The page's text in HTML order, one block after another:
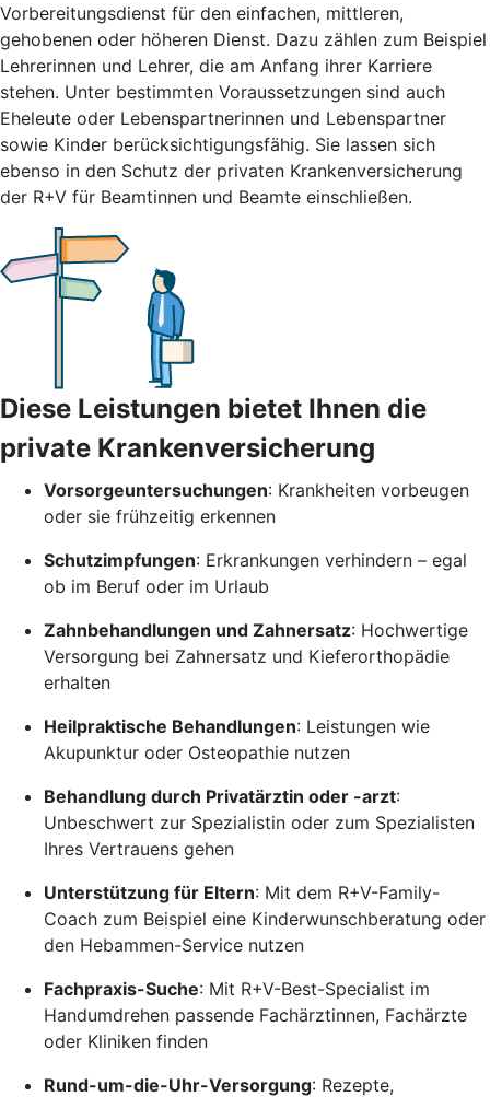
Vorbereitungsdienst für den einfachen, mittleren,
gehobenen oder höheren Dienst. Dazu zählen zum Beispiel
Lehrerinnen und Lehrer, die am Anfang ihrer Karriere
stehen. Unter bestimmten Voraussetzungen sind auch
Eheleute oder Lebenspartnerinnen und Lebenspartner
sowie Kinder berücksichtigungsfähig. Sie lassen sich
ebenso in den Schutz der privaten Krankenversicherung
der R+V für Beamtinnen und Beamte einschließen.
Diese Leistungen bietet Ihnen die
private Krankenversicherung
Vorsorgeuntersuchungen: Krankheiten vorbeugen
oder sie frühzeitig erkennen
Schutzimpfungen: Erkrankungen verhindern – egal
ob im Beruf oder im Urlaub
Zahnbehandlungen und Zahnersatz: Hochwertige
Versorgung bei Zahnersatz und Kieferorthopädie
erhalten
Heilpraktische Behandlungen: Leistungen wie
Akupunktur oder Osteopathie nutzen
Behandlung durch Privatärztin oder -arzt:
Unbeschwert zur Spezialistin oder zum Spezialisten
Ihres Vertrauens gehen
Unterstützung für Eltern: Mit dem R+V-Family-
Coach zum Beispiel eine Kinderwunschberatung oder
den Hebammen-Service nutzen
Fachpraxis-Suche: Mit R+V-Best-Specialist im
Handumdrehen passende Fachärztinnen, Fachärzte
oder Kliniken finden
Rund-um-die-Uhr-Versorgung: Rezepte,